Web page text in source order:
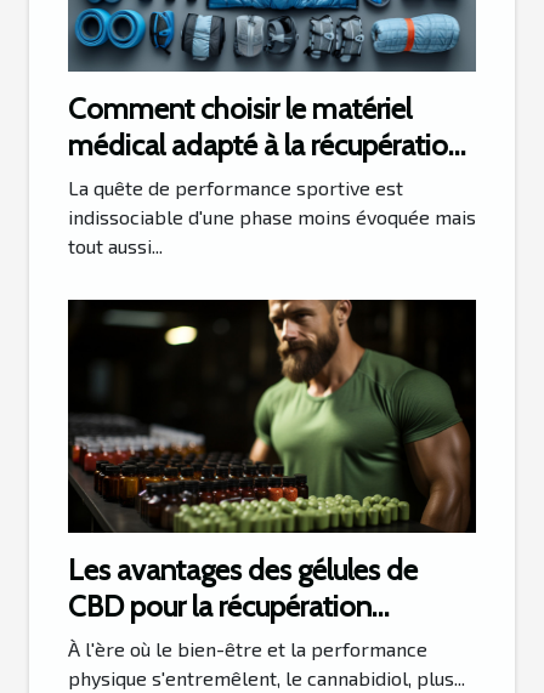
Comment choisir le matériel
médical adapté à la récupération
sportive
La quête de performance sportive est
indissociable d'une phase moins évoquée mais
tout aussi...
Les avantages des gélules de
CBD pour la récupération
musculaire après le sport
À l'ère où le bien-être et la performance
physique s'entremêlent, le cannabidiol, plus...